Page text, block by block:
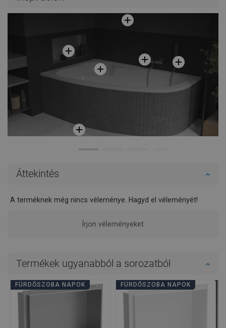
Áttekintés
A terméknek még nincs véleménye. Hagyd el véleményét!
Írjon véleményeket
Termékek ugyanabból a sorozatból
FÜRDŐSZOBA NAPOK FÜRDŐSZOBA NAPOK